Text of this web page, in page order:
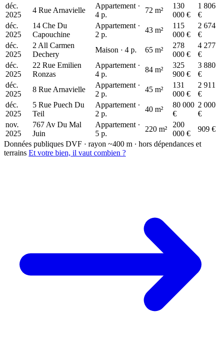
déc.
2025
4 Rue Arnavielle
Appartement ·
4 p.
72 m²
130
000 €
1 806
€
déc.
2025
14 Che Du
Capouchine
Appartement ·
2 p.
43 m²
115
000 €
2 674
€
déc.
2025
2 All Carmen
Dechery
Maison · 4 p. 65 m²
278
000 €
4 277
€
déc.
2025
22 Rue Emilien
Ronzas
Appartement ·
4 p.
84 m²
325
900 €
3 880
€
déc.
2025
8 Rue Arnavielle
Appartement ·
2 p.
45 m²
131
000 €
2 911
€
déc.
2025
5 Rue Puech Du
Teil
Appartement ·
2 p.
40 m²
80 000
€
2 000
€
nov.
2025
767 Av Du Mal
Juin
Appartement ·
5 p.
220 m²
200
000 €
909 €
Données publiques DVF · rayon ~400 m · hors dépendances et
terrains Et votre bien, il vaut combien ?